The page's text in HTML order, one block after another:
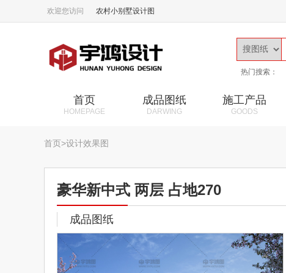
欢迎您访问 农村小别墅设计图
热门搜索：
首页
HOMEPAGE
成品图纸
DARWING
施工产品
GOODS
首页>设计效果图
豪华新中式 两层 占地270
成品图纸